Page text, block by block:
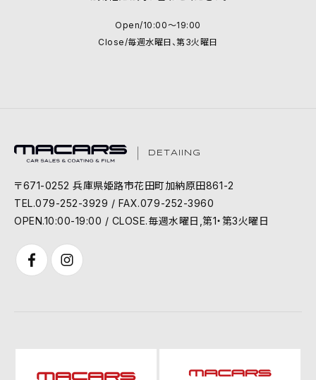
Open/10:00～19:00
Close/毎週水曜日、第3火曜日
DETAIING
〒671-0252 兵庫県姫路市花田町加納原田861-2
TEL.079-252-3929 / FAX.079-252-3960
OPEN.10:00-19:00 / CLOSE.毎週水曜日,第1・第3火曜日